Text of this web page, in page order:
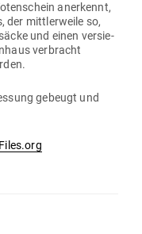
aner­kennt,
der mitt­ler­weile so,
und einen ver­sie­
ver­bracht
gebeugt und